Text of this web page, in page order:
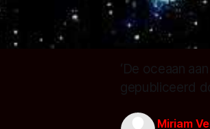
‘De oceaan
gepubliceerd
Miriam